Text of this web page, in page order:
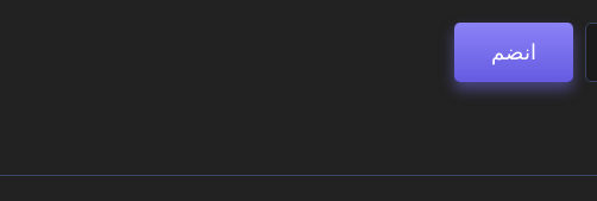
انضم